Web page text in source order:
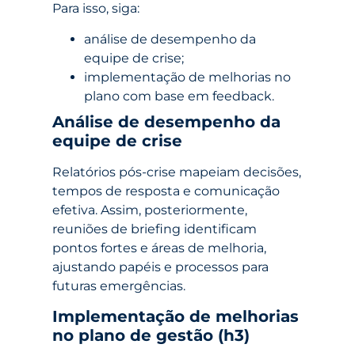
Para isso, siga:
análise de desempenho da
equipe de crise;
implementação de melhorias no
plano com base em feedback.
Análise de desempenho da
equipe de crise
Relatórios pós-crise mapeiam decisões,
tempos de resposta e comunicação
efetiva. Assim, posteriormente,
reuniões de briefing identificam
pontos fortes e áreas de melhoria,
ajustando papéis e processos para
futuras emergências.
Implementação de melhorias
no plano de gestão (h3)